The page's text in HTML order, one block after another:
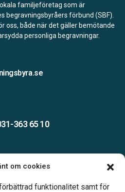
om cookies
funktionalitet samt för
familjeföretag som är
begravningsbyråers förbund (SBF).
oss, både när det gäller bemötande
personliga begravningar.
363 65 10